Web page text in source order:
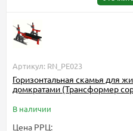
Артикул: RN_PE023
Горизонтальная скамья для
домкратами (Трансформер
В наличии
Цена РРЦ: